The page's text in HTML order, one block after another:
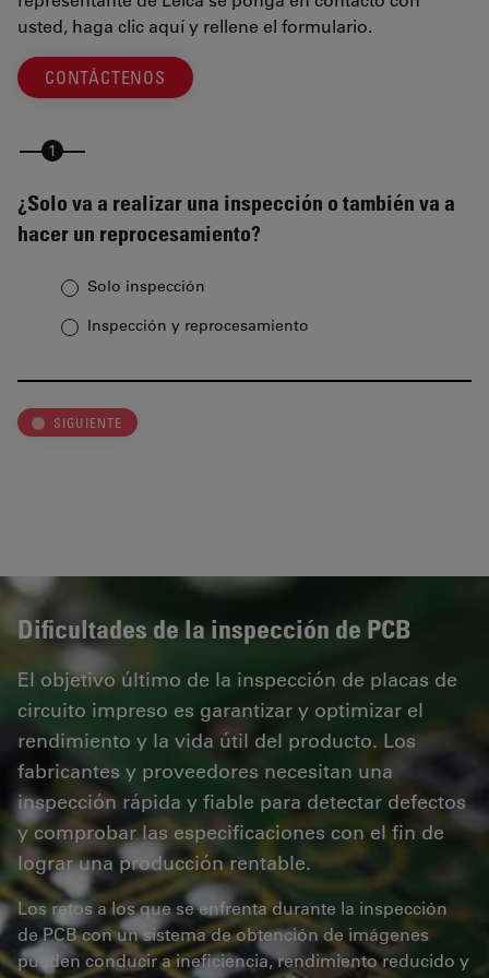
usted, haga clic aquí y rellene el formulario.
CONTÁCTENOS
¿Solo va a realizar una inspección o también va a
hacer un reprocesamiento?
Solo inspección
Inspección y reprocesamiento
SIGUIENTE
Dificultades de la inspección de PCB
El objetivo último de la inspección de placas de
circuito impreso es garantizar y optimizar el
rendimiento y la vida útil del producto. Los
fabricantes y proveedores necesitan una
inspección rápida y fiable para detectar defectos
y comprobar las especificaciones con el fin de
lograr una producción rentable.
Los retos a los que se enfrenta durante la inspección
de PCB con un sistema de obtención de imágenes
pueden conducir a ineficiencia, rendimiento reducido y